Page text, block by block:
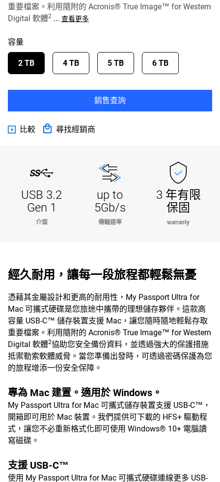
重要檔案。利用隨附的 Acronis® True Image™ for Western
Digital 軟體2 ... 查看更多
容量
2 TB 4 TB 5 TB 6 TB
銷售查詢
比較 尋找經銷商
USB 3.2
Gen 1
介面
up to
5Gb/s
傳輸速率
3 年有限
保固
warranty
經久耐用，讓每一段旅程都輕鬆無憂
憑藉其金屬設計和更高的耐用性，My Passport Ultra for
Mac 可攜式硬碟是您旅途中攜帶的理想儲存夥伴。這款高
容量 USB-C™ 儲存裝置支援 Mac，讓您隨時隨地輕鬆存取
重要檔案。利用隨附的 Acronis® True Image™ for Western
Digital 軟體2協助您安全備份資料，並透過強大的保護措施
抵禦勒索軟體威脅。當您準備出發時，可透過密碼保護為您
的旅程增添一份安全保障。
專為 Mac 建置。適用於 Windows。
My Passport Ultra for Mac 可攜式儲存裝置支援 USB-C™，
開箱即可用於 Mac 裝置。我們提供可下載的 HFS+ 驅動程
式，讓您不必重新格式化即可使用 Windows® 10+ 電腦讀
寫磁碟。
支援 USB-C™
使用 My Passport Ultra for Mac 可攜式硬碟連線更多 USB-